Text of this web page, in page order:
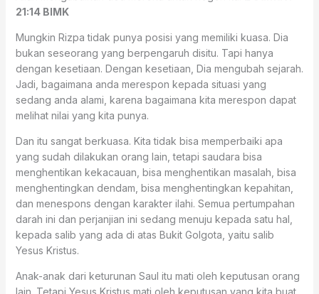
21:14 BIMK
Mungkin Rizpa tidak punya posisi yang memiliki kuasa. Dia
bukan seseorang yang berpengaruh disitu. Tapi hanya
dengan kesetiaan. Dengan kesetiaan, Dia mengubah sejarah.
Jadi, bagaimana anda merespon kepada situasi yang
sedang anda alami, karena bagaimana kita merespon dapat
melihat nilai yang kita punya.
Dan itu sangat berkuasa. Kita tidak bisa memperbaiki apa
yang sudah dilakukan orang lain, tetapi saudara bisa
menghentikan kekacauan, bisa menghentikan masalah, bisa
menghentingkan dendam, bisa menghentingkan kepahitan,
dan menespons dengan karakter ilahi. Semua pertumpahan
darah ini dan perjanjian ini sedang menuju kepada satu hal,
kepada salib yang ada di atas Bukit Golgota, yaitu salib
Yesus Kristus.
Anak-anak dari keturunan Saul itu mati oleh keputusan orang